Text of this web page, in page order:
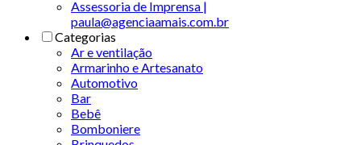
Assessoria de Imprensa |
paula@agenciaamais.com.br
Categorias
Ar e ventilação
Armarinho e Artesanato
Automotivo
Bar
Bebê
Bomboniere